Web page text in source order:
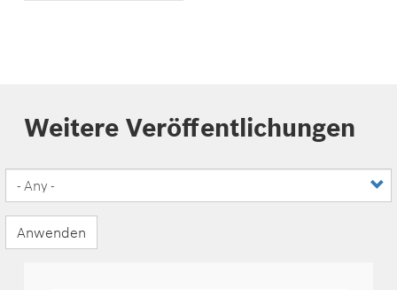
Weitere Veröffentlichungen
Anwenden